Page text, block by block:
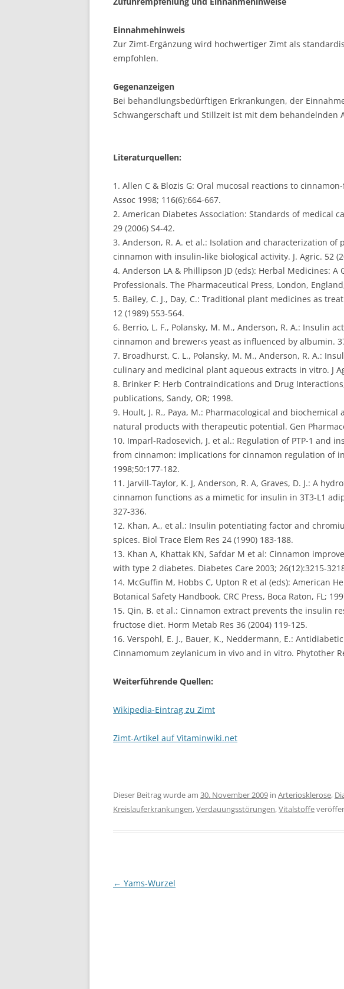
Einnahmehinweis
Zur Zimt-Ergänzung wird hochwertiger Zimt als
empfohlen.
Gegenanzeigen
Bei behandlungsbedürftigen Erkrankungen, der
Schwangerschaft und Stillzeit ist mit dem behandelnden
Literaturquellen:
1. Allen C & Blozis G: Oral mucosal reactions to
Assoc 1998; 116(6):664-667.
2. American Diabetes Association: Standards of medical
29 (2006) S4-42.
3. Anderson, R. A. et al.: Isolation and characterization of
cinnamon with insulin-like biological activity. J. Agric. 52
4. Anderson LA & Phillipson JD (eds): Herbal Medicines: A
Professionals. The Pharmaceutical Press, London,
5. Bailey, C. J., Day, C.: Traditional plant medicines as
12 (1989) 553-564.
6. Berrio, L. F., Polansky, M. M., Anderson, R. A.: Insulin
cinnamon and brewer‹s yeast as influenced by albumin.
7. Broadhurst, C. L., Polansky, M. M., Anderson, R. A.:
culinary and medicinal plant aqueous extracts in vitro. J
8. Brinker F: Herb Contraindications and Drug
publications, Sandy, OR; 1998.
9. Hoult, J. R., Paya, M.: Pharmacological and
natural products with therapeutic potential. Gen
10. Imparl-Radosevich, J. et al.: Regulation of PTP-1 and
from cinnamon: implications for cinnamon regulation of
1998;50:177-182.
11. Jarvill-Taylor, K. J, Anderson, R. A, Graves, D. J.: A
cinnamon functions as a mimetic for insulin in 3T3-L1
327-336.
12. Khan, A., et al.: Insulin potentiating factor and
spices. Biol Trace Elem Res 24 (1990) 183-188.
13. Khan A, Khattak KN, Safdar M et al: Cinnamon
with type 2 diabetes. Diabetes Care 2003; 26(12):3215-
14. McGuffin M, Hobbs C, Upton R et al (eds): American
Botanical Safety Handbook. CRC Press, Boca Raton, FL;
15. Qin, B. et al.: Cinnamon extract prevents the insulin
fructose diet. Horm Metab Res 36 (2004) 119-125.
16. Verspohl, E. J., Bauer, K., Neddermann, E.:
Cinnamomum zeylanicum in vivo and in vitro. Phytother
Weiterführende Quellen:
Wikipedia-Eintrag zu Zimt
Zimt-Artikel auf Vitaminwiki.net
Dieser Beitrag wurde am 30. November 2009 in Arteriosklerose,
Kreislauferkrankungen,Verdauungsstörungen,Vitalstoffe
Beitragsnavigation
← Yams-Wurzel